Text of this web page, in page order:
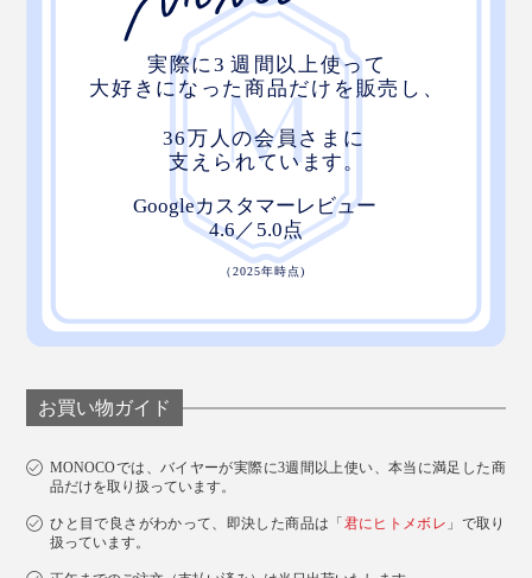
お買い物ガイド
MONOCOでは、バイヤーが実際に3週間以上使い、本当に満足した商
品だけを取り扱っています。
ひと目で良さがわかって、即決した商品は「君にヒトメボレ 」で取り
扱っています。